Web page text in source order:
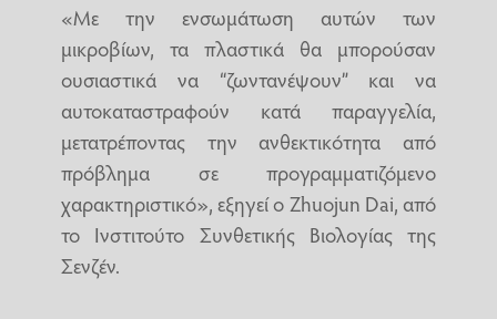
«Με την ενσωμάτωση αυτών των
μικροβίων, τα πλαστικά θα μπορούσαν
ουσιαστικά να “ζωντανέψουν” και να
αυτοκαταστραφούν κατά παραγγελία,
μετατρέποντας την ανθεκτικότητα από
πρόβλημα σε προγραμματιζόμενο
χαρακτηριστικό», εξηγεί ο Zhuojun Dai, από
το Ινστιτούτο Συνθετικής Βιολογίας της
Σενζέν.